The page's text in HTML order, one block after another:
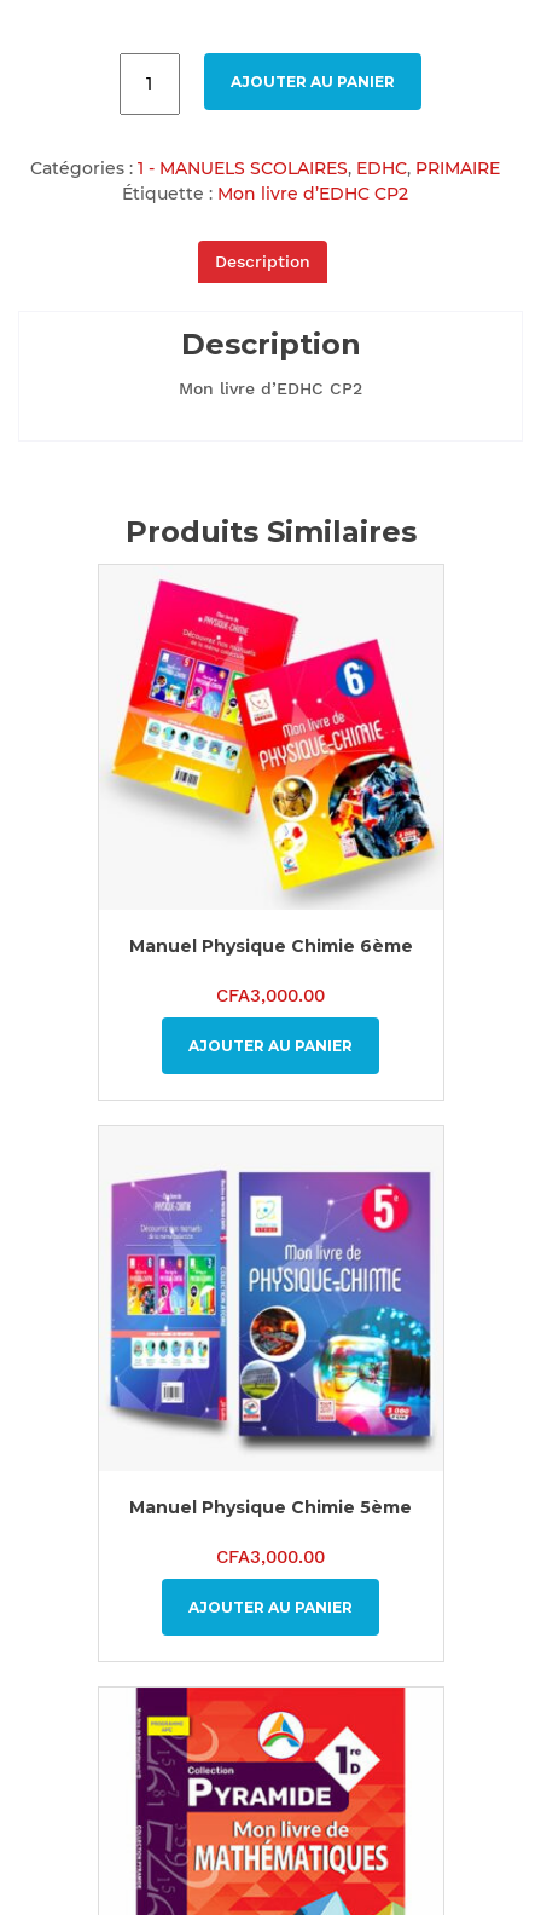
AJOUTER AU PANIER
Catégories : 1 - MANUELS SCOLAIRES, EDHC, PRIMAIRE
Étiquette : Mon livre d’EDHC CP2
Description
Description
Mon livre d’EDHC CP2
Produits Similaires
Manuel Physique Chimie 6ème
CFA3,000.00
AJOUTER AU PANIER
Manuel Physique Chimie 5ème
CFA3,000.00
AJOUTER AU PANIER